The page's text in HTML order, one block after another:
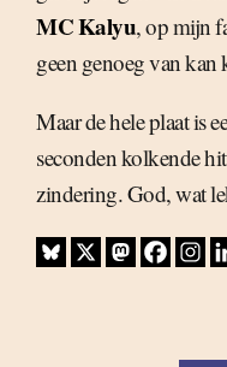
MC Kalyu, op mijn
geen genoeg van kan
Maar de hele plaat is
seconden kolkende
zindering. God, wat